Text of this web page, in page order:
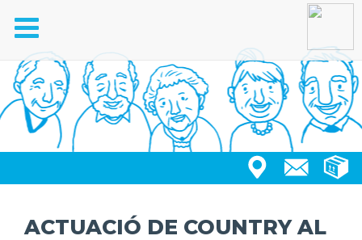
Toggle
navigation
ACTUACIÓ DE COUNTRY AL